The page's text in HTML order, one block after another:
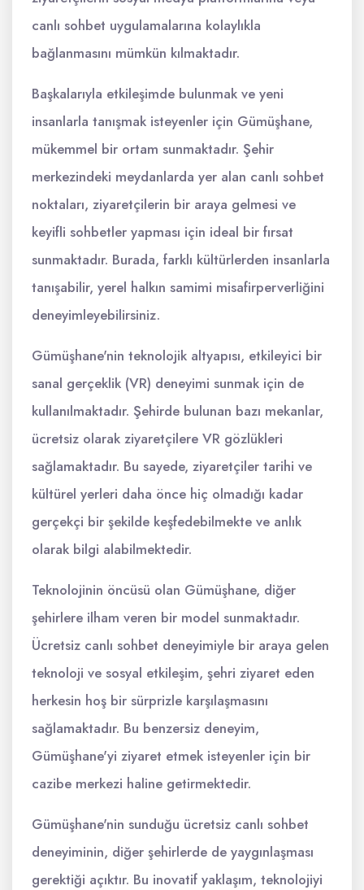
canlı sohbet uygulamalarına kolaylıkla
bağlanmasını mümkün kılmaktadır.
Başkalarıyla etkileşimde bulunmak ve yeni
insanlarla tanışmak isteyenler için Gümüşhane,
mükemmel bir ortam sunmaktadır. Şehir
merkezindeki meydanlarda yer alan canlı sohbet
noktaları, ziyaretçilerin bir araya gelmesi ve
keyifli sohbetler yapması için ideal bir fırsat
sunmaktadır. Burada, farklı kültürlerden insanlarla
tanışabilir, yerel halkın samimi misafirperverliğini
deneyimleyebilirsiniz.
Gümüşhane'nin teknolojik altyapısı, etkileyici bir
sanal gerçeklik (VR) deneyimi sunmak için de
kullanılmaktadır. Şehirde bulunan bazı mekanlar,
ücretsiz olarak ziyaretçilere VR gözlükleri
sağlamaktadır. Bu sayede, ziyaretçiler tarihi ve
kültürel yerleri daha önce hiç olmadığı kadar
gerçekçi bir şekilde keşfedebilmekte ve anlık
olarak bilgi alabilmektedir.
Teknolojinin öncüsü olan Gümüşhane, diğer
şehirlere ilham veren bir model sunmaktadır.
Ücretsiz canlı sohbet deneyimiyle bir araya gelen
teknoloji ve sosyal etkileşim, şehri ziyaret eden
herkesin hoş bir sürprizle karşılaşmasını
sağlamaktadır. Bu benzersiz deneyim,
Gümüşhane'yi ziyaret etmek isteyenler için bir
cazibe merkezi haline getirmektedir.
Gümüşhane'nin sunduğu ücretsiz canlı sohbet
deneyiminin, diğer şehirlerde de yaygınlaşması
gerektiği açıktır. Bu inovatif yaklaşım, teknolojiyi